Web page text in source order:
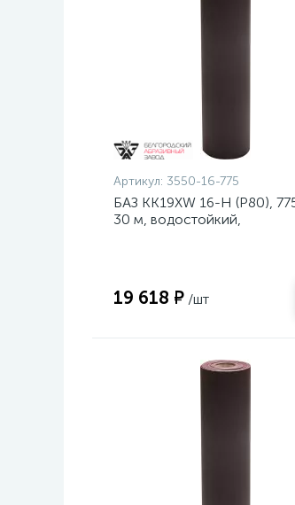
Артикул: 3550-16-775
БАЗ KK19XW 16-H (Р80),
30 м, водостойкий,
19 618 ₽ /шт